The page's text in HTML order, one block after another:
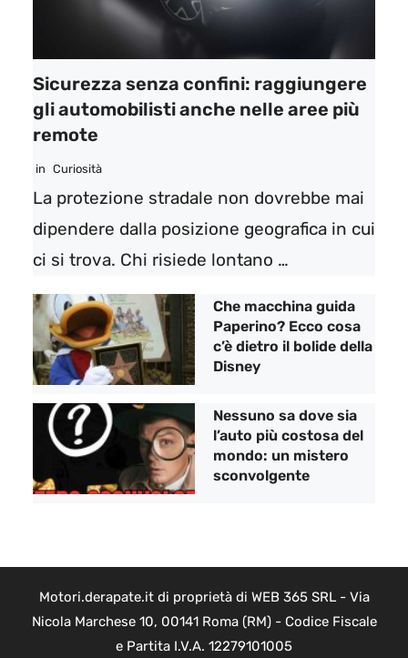
Sicurezza senza confini: raggiungere
gli automobilisti anche nelle aree più
remote
in Curiosità
La protezione stradale non dovrebbe mai
dipendere dalla posizione geografica in cui
ci si trova. Chi risiede lontano …
Che macchina guida
Paperino? Ecco cosa
c’è dietro il bolide della
Disney
Nessuno sa dove sia
l’auto più costosa del
mondo: un mistero
sconvolgente
Motori.derapate.it di proprietà di WEB 365 SRL - Via
Nicola Marchese 10, 00141 Roma (RM) - Codice Fiscale
e Partita I.V.A. 12279101005